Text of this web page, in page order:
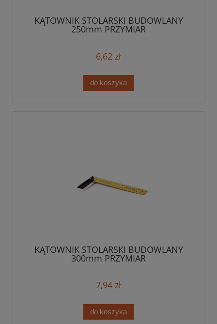
KĄTOWNIK STOLARSKI BUDOWLANY
250mm PRZYMIAR
6,62 zł
do koszyka
KĄTOWNIK STOLARSKI BUDOWLANY
300mm PRZYMIAR
7,94 zł
do koszyka